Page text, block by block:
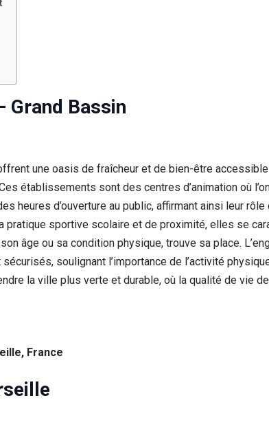
Grand Bassin
une oasis de fraîcheur et de bien-être accessible
établissements sont des centres d’animation où
heures d’ouverture au public, affirmant ainsi leur
pratique sportive scolaire et de proximité, elles se
âge ou sa condition physique, trouve sa place.
soulignant l’importance de l’activité
la ville plus verte et durable, où la qualité de vie
France